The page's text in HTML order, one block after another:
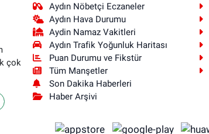
çok
Aydın Nöbetçi Eczaneler
Aydın Hava Durumu
Aydin Namaz Vakitleri
Aydın Trafik Yoğunluk Haritası
Puan Durumu ve Fikstür
Tüm Manşetler
Son Dakika Haberleri
Haber Arşivi